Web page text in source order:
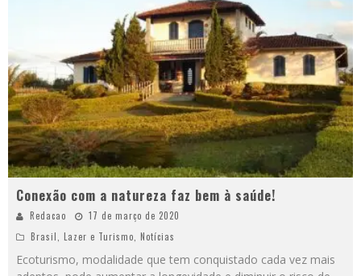
Conexão com a natureza faz bem à saúde!
Redacao
17 de março de 2020
Brasil
Lazer e Turismo Notícias
Ecoturismo, modalidade que tem conquistado cada vez mais